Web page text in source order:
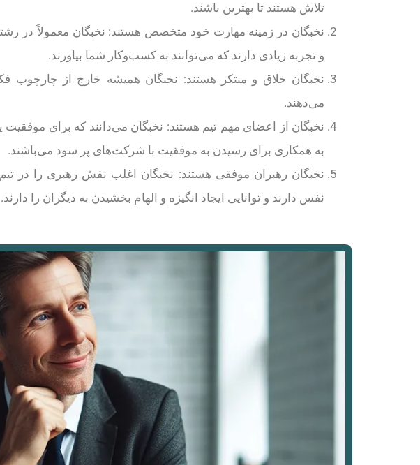
تلاش هستند تا بهترین باشند.
نخبگان در زمینه مهارت خود متخصص هستند: نخبگان معمولاً در
و تجربه زیادی دارند که می‌توانند به کسب‌وکار شما بیاورند.
نخبگان خلاق و مبتکر هستند: نخبگان همیشه خارج از چارچوب
می‌دهند.
نخبگان از اعضای مهم تیم هستند: نخبگان می‌دانند که برای
به همکاری برای رسیدن به موفقیت با شرکت‌های پر سود می‌باشند.
نخبگان رهبران موفقی هستند: نخبگان اغلب نقش رهبری را در
نفس دارند و توانایی ایجاد انگیزه و الهام‌ بخشیدن به دیگران را دارند.